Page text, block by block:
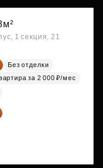
1 секция, 21
Без отделки
за 2 000 ₽/мес